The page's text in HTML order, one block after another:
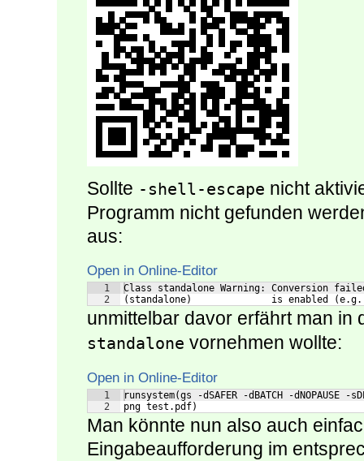
Sollte -shell-escape nicht
Programm nicht gefunden
aus:
Open in Online-Editor
1
2
Class standalone Warning: Conversion
(standalone)              is enabled (e.g.
unmittelbar davor erfährt man in
standalone vornehmen wollte:
Open in Online-Editor
1
2
runsystem(gs -dSAFER -dBATCH -dNOPAUSE
png test.pdf)
Man könnte nun also auch
Eingabeaufforderung im